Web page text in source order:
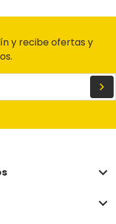
y recibe ofertas y